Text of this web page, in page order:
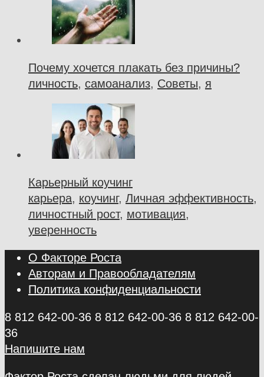
Почему хочется плакать без причины?
личность, самоанализ, Советы, я
Карьерный коучинг
карьера, коучинг, Личная эффективность,
личностный рост, мотивация,
уверенность
О Факторе Роста
Авторам и Правообладателям
Политика конфиденциальности
8 812 642-00-36 8 812 642-00-36 8 812 642-00-
36
Напишите нам